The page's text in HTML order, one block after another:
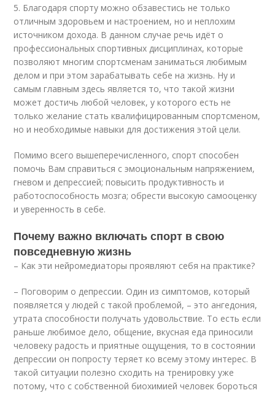
5. Благодаря спорту можно обзавестись не только
отличным здоровьем и настроением, но и неплохим
источником дохода. В данном случае речь идёт о
профессиональных спортивных дисциплинах, которые
позволяют многим спортсменам заниматься любимым
делом и при этом зарабатывать себе на жизнь. Ну и
самым главным здесь является то, что такой жизни
может достичь любой человек, у которого есть не
только желание стать квалифицированным спортсменом,
но и необходимые навыки для достижения этой цели.
Помимо всего вышеперечисленного, спорт способен
помочь Вам справиться с эмоциональным напряжением,
гневом и депрессией; повысить продуктивность и
работоспособность мозга; обрести высокую самооценку
и уверенность в себе.
Почему важно включать спорт в свою
повседневную жизнь
– Как эти нейромедиаторы проявляют себя на практике?
– Поговорим о депрессии. Один из симптомов, который
появляется у людей с такой проблемой, – это ангедония,
утрата способности получать удовольствие. То есть если
раньше любимое дело, общение, вкусная еда приносили
человеку радость и приятные ощущения, то в состоянии
депрессии он попросту теряет ко всему этому интерес. В
такой ситуации полезно сходить на тренировку уже
потому, что с собственной биохимией человек бороться